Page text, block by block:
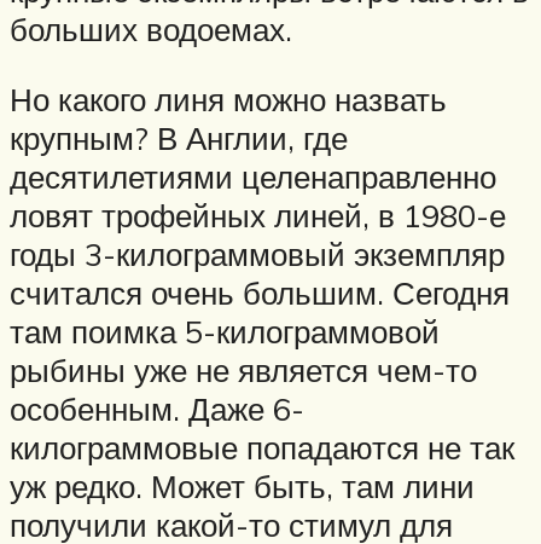
больших водоемах.
Но какого линя можно назвать
крупным? В Англии, где
десятилетиями целенаправленно
ловят трофейных линей, в 1980-е
годы 3-килограммовый экземпляр
считался очень большим. Сегодня
там поимка 5-килограммовой
рыбины уже не является чем-то
особенным. Даже 6-
килограммовые попадаются не так
уж редко. Может быть, там лини
получили какой-то стимул для